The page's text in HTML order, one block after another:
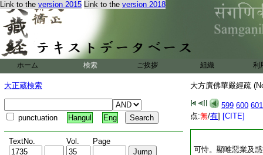
Link to the version 2015 Link to the version 2018
ホーム 検索 ご挨拶 組織 利
大正蔵検索
punctuation Hangul Eng
TextNo. Vol. Page
大方廣佛華嚴經疏
599 600 601
点:無/有] [CITE]
可恃。顯唯惡業及